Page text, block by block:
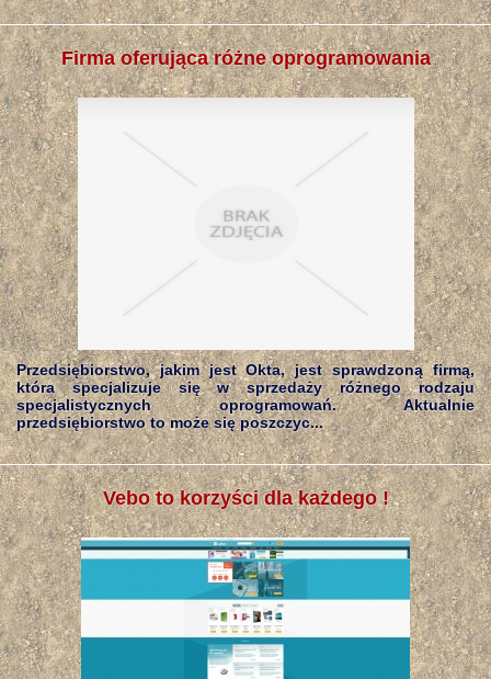
Firma oferująca różne oprogramowania
Przedsiębiorstwo, jakim jest Okta, jest sprawdzoną firmą,
która specjalizuje się w sprzedaży różnego rodzaju
specjalistycznych oprogramowań. Aktualnie
przedsiębiorstwo to może się poszczyc...
Vebo to korzyści dla każdego !